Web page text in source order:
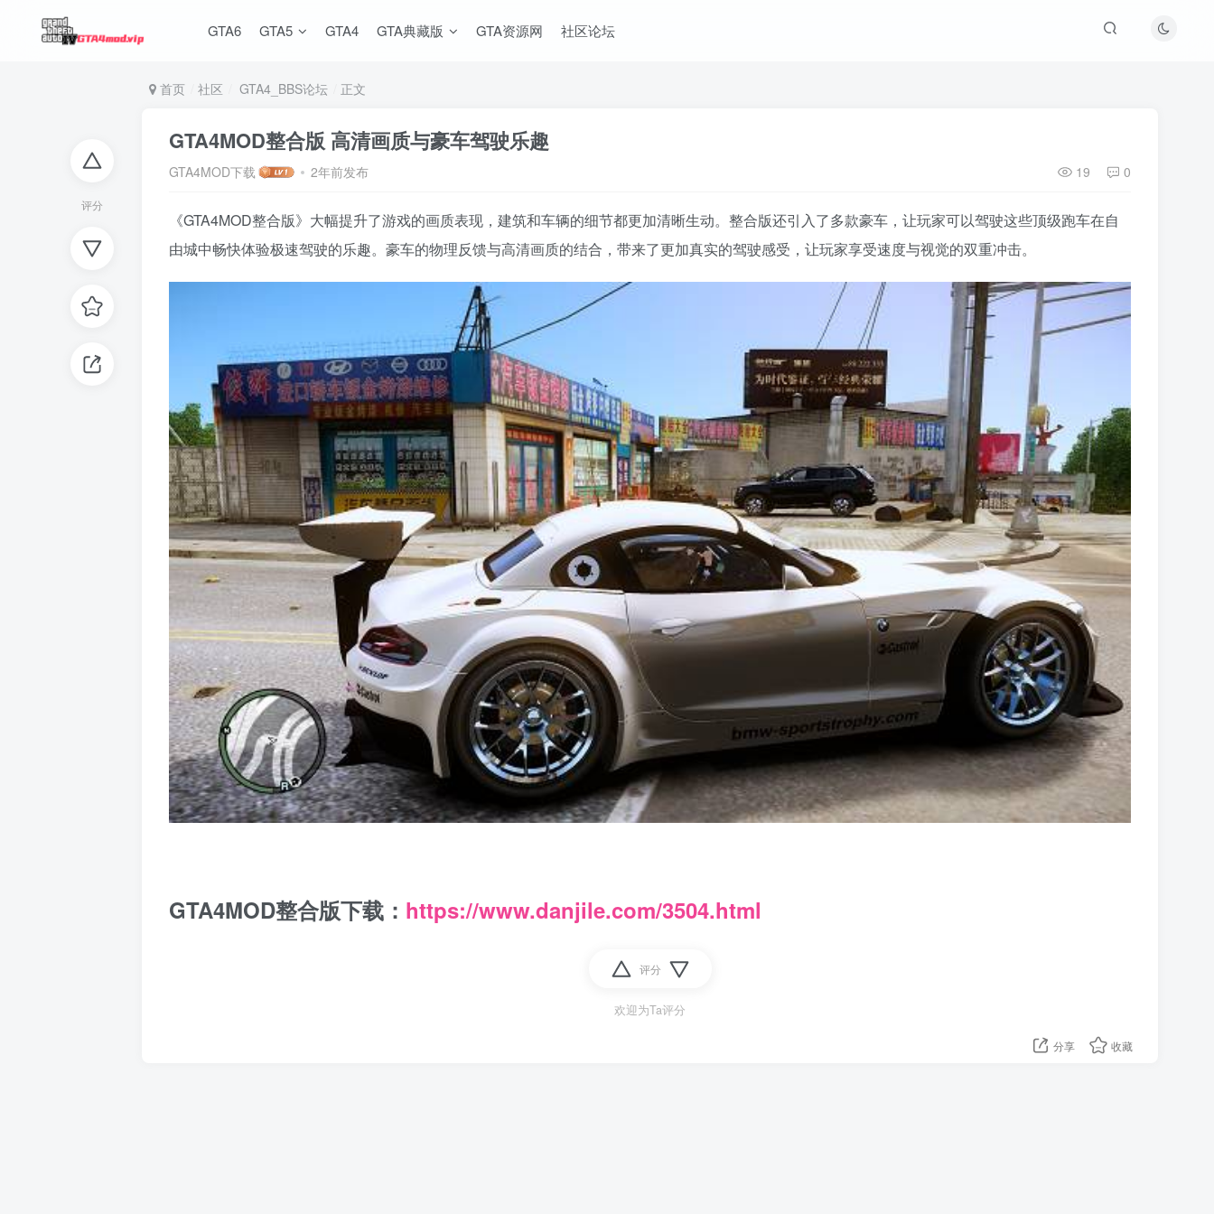
GTA6 GTA5 GTA4 GTA典藏版 GTA资源网 社区论坛
评分
首页 社区 GTA4_BBS论坛 正文
GTA4MOD整合版 高清画质与豪车驾驶乐趣
GTA4MOD下载 2年前发布 19 0
《GTA4MOD整合版》大幅提升了游戏的画质表现，建筑和车辆的细节都更加清晰生动。整合版还引入了多款豪车，让玩家可以驾驶这些顶级跑车在自
由城中畅快体验极速驾驶的乐趣。豪车的物理反馈与高清画质的结合，带来了更加真实的驾驶感受，让玩家享受速度与视觉的双重冲击。
GTA4MOD整合版下载： https://www.danjile.com/3504.html
评分
欢迎为Ta评分
分享 收藏